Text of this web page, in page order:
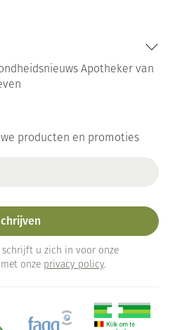
Apotheker van
producten en promoties
u zich in voor onze
onze privacy policy.